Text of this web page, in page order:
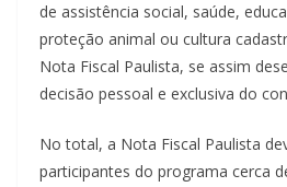
de assistência social, saúde,
proteção animal ou cultura
Nota Fiscal Paulista, se assim
decisão pessoal e exclusiva do
No total, a Nota Fiscal Paulista
participantes do programa cerca